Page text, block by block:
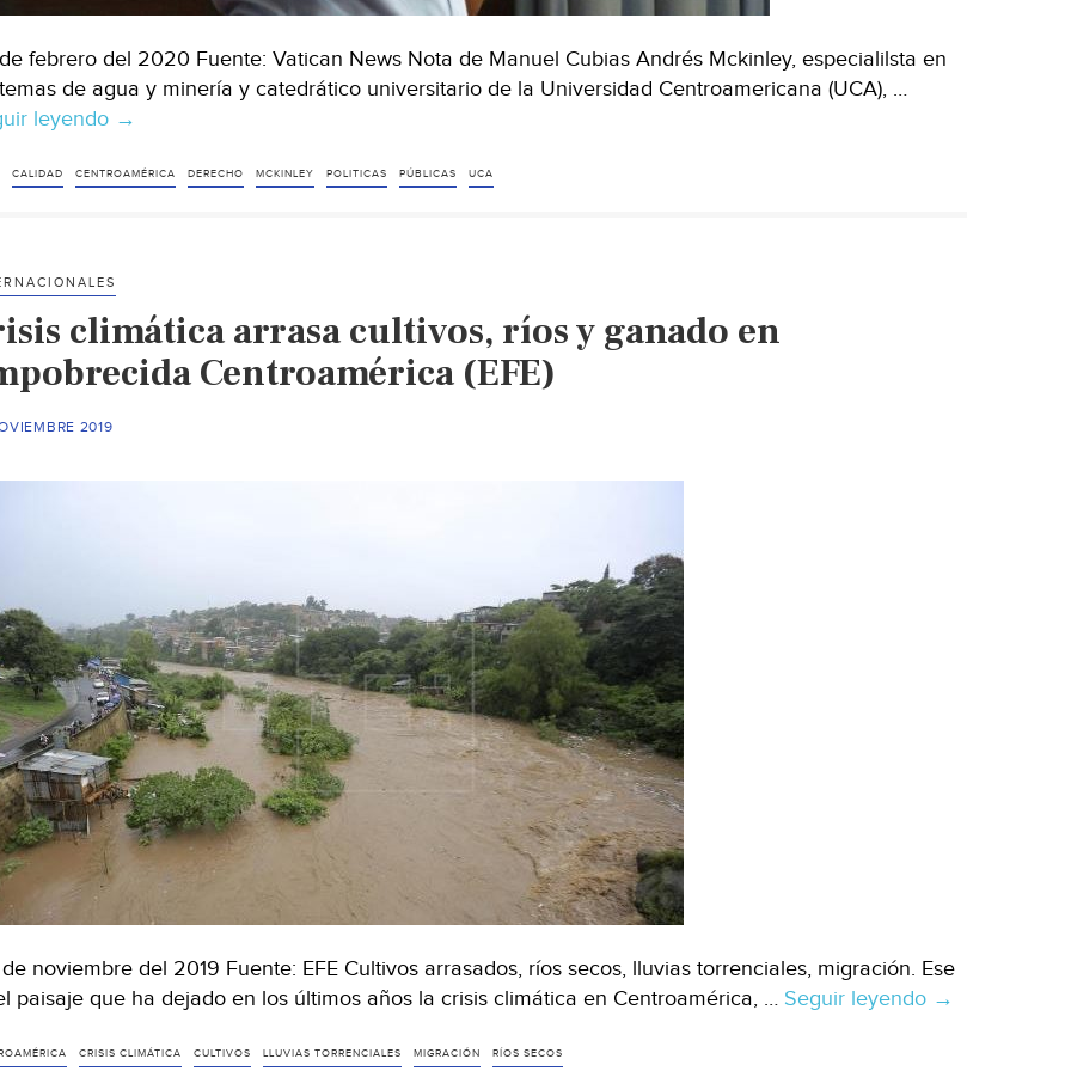
febrero del 2020 Fuente: Vatican News Nota de Manuel Cubias Andrés Mckinley, especialilsta en
de agua y minería y catedrático universitario de la Universidad Centroamericana (UCA), …
leyendo Mckinley.
al
mejor
calidad
vida
→
CALIDAD CENTROAMÉRICA DERECHO MCKINLEY POLITICAS PÚBLICAS UCA
climática arrasa cultivos, ríos y ganado en
Centroamérica (EFE)
2019
noviembre del 2019 Fuente: EFE Cultivos arrasados, ríos secos, lluvias torrenciales, migración. Ese
paisaje que ha dejado en los últimos años la crisis climática en Centroamérica, … Seguir leyendo Crisis
→
CRISIS CLIMÁTICA CULTIVOS LLUVIAS TORRENCIALES MIGRACIÓN RÍOS SECOS